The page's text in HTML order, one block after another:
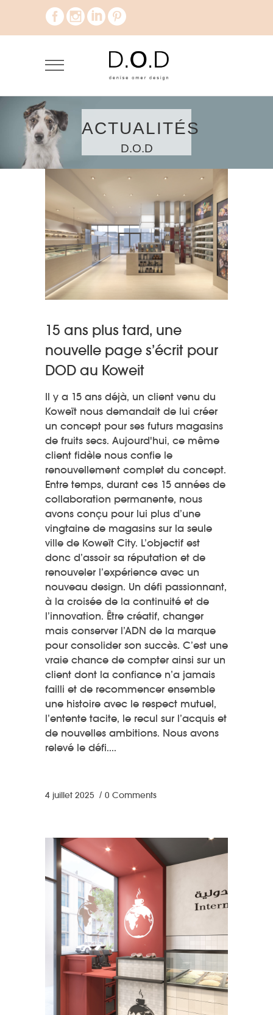
ACTUALITÉS
D.O.D
15 ans plus tard, une
nouvelle page s’écrit pour
DOD au Koweit
Il y a 15 ans déjà, un client venu du
Koweït nous demandait de lui créer
un concept pour ses futurs magasins
de fruits secs. Aujourd'hui, ce même
client fidèle nous confie le
renouvellement complet du concept.
Entre temps, durant ces 15 années de
collaboration permanente, nous
avons conçu pour lui plus d’une
vingtaine de magasins sur la seule
ville de Koweït City. L’objectif est
donc d’assoir sa réputation et de
renouveler l’expérience avec un
nouveau design. Un défi passionnant,
à la croisée de la continuité et de
l’innovation. Être créatif, changer
mais conserver l’ADN de la marque
pour consolider son succès. C’est une
vraie chance de compter ainsi sur un
client dont la confiance n’a jamais
failli et de recommencer ensemble
une histoire avec le respect mutuel,
l’entente tacite, le recul sur l’acquis et
de nouvelles ambitions. Nous avons
relevé le défi.
4 juillet 2025 0 Comments